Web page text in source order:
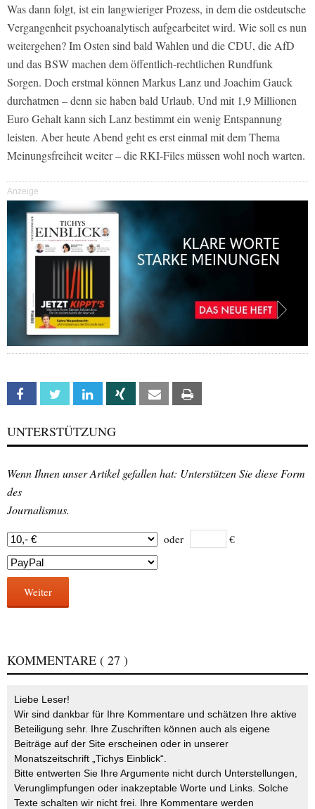
Was dann folgt, ist ein langwieriger Prozess, in dem die ostdeutsche
Vergangenheit psychoanalytisch aufgearbeitet wird. Wie soll es nun
weitergehen? Im Osten sind bald Wahlen und die CDU, die AfD
und das BSW machen dem öffentlich-rechtlichen Rundfunk
Sorgen. Doch erstmal können Markus Lanz und Joachim Gauck
durchatmen – denn sie haben bald Urlaub. Und mit 1,9 Millionen
Euro Gehalt kann sich Lanz bestimmt ein wenig Entspannung
leisten. Aber heute Abend geht es erst einmal mit dem Thema
Meinungsfreiheit weiter – die RKI-Files müssen wohl noch warten.
Anzeige
Facebook Twitter Linkedin Xing Email
UNTERSTÜTZUNG
Wenn Ihnen unser Artikel gefallen hat: Unterstützen Sie diese Form
des
Journalismus.
oder €
Weiter
KOMMENTARE ( 27 )
Liebe Leser!
Wir sind dankbar für Ihre Kommentare und schätzen Ihre aktive
Beteiligung sehr. Ihre Zuschriften können auch als eigene
Beiträge auf der Site erscheinen oder in unserer
Monatszeitschrift „Tichys Einblick“.
Bitte entwerten Sie Ihre Argumente nicht durch Unterstellungen,
Verunglimpfungen oder inakzeptable Worte und Links. Solche
Texte schalten wir nicht frei. Ihre Kommentare werden